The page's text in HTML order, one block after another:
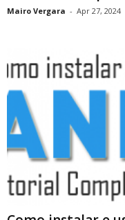
Mairo Vergara - Apr 27, 2024